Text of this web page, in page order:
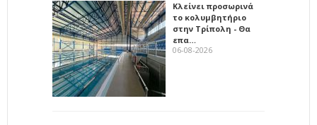
Κλείνει προσωρινά
το κολυμβητήριο
στην Τρίπολη - Θα
επα…
06-08-2026